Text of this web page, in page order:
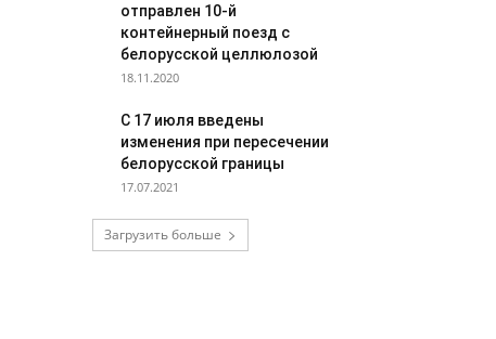
отправлен 10-й
контейнерный поезд с
белорусской целлюлозой
18.11.2020
С 17 июля введены
изменения при пересечении
белорусской границы
17.07.2021
Загрузить больше